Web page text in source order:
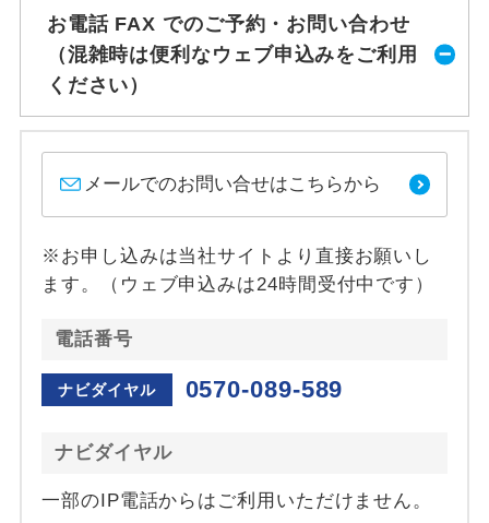
お電話 FAX でのご予約・お問い合わせ
（混雑時は便利なウェブ申込みをご利用
ください）
メールでのお問い合せはこちらから
※お申し込みは当社サイトより直接お願いし
ます。（ウェブ申込みは24時間受付中です）
電話番号
ナビダイヤル 0570-089-589
ナビダイヤル
一部のIP電話からはご利用いただけません。